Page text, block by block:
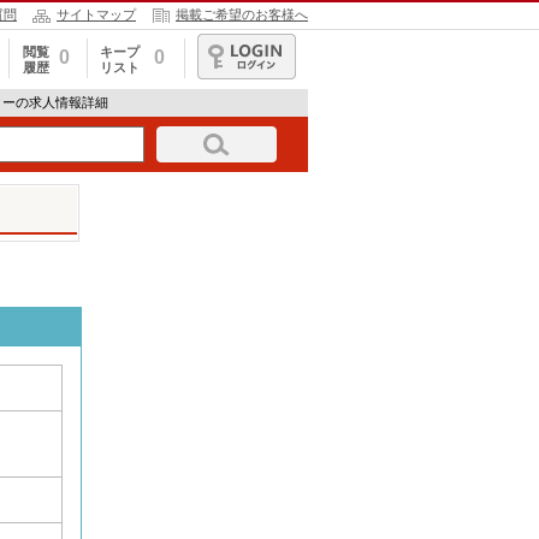
問 サイトマップ 掲載ご希望のお客様へ
閲覧
履歴
0
キープ
リスト
0
ログイン
の求人情報詳細